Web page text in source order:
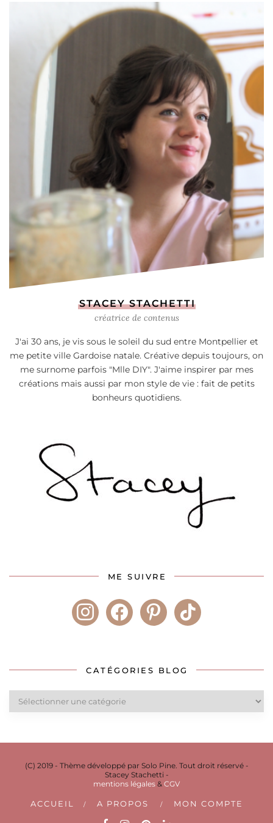
STACEY STACHETTI
créatrice de contenus
J'ai 30 ans, je vis sous le soleil du sud entre Montpellier et
me petite ville Gardoise natale. Créative depuis toujours, on
me surnome parfois "Mlle DIY". J'aime inspirer par mes
créations mais aussi par mon style de vie : fait de petits
bonheurs quotidiens.
ME SUIVRE
instagramfacebookpinteresttiktok
CATÉGORIES BLOG
Catégories
blog
(C) 2019 - Thème développé par Solo Pine. Tout droit réservé -
Stacey Stachetti -
mentions légales & CGV
ACCUEIL A PROPOS MON COMPTE